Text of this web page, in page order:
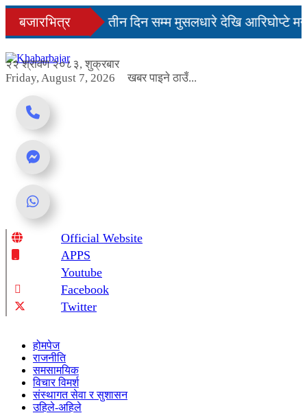
Skip
content
बजारभित्र
सहज हुन्छ’
तीन दिन सम्म मुसलधारे देखि आरिघोप्टे
२२ श्रावण २०८३, शुक्रबार
Friday, August 7, 2026
खबर पाइने ठाउँ...
Online News Portal
Official Website
APPS
Youtube
Facebook
Twitter
होमपेज
राजनीति
समसामयिक
विचार विमर्श
संस्थागत सेवा र सुशासन
उहिले-अहिले